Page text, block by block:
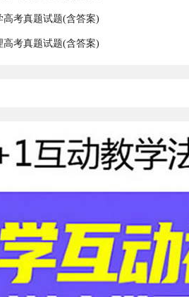
高考真题试题(含答案)
高考真题试题(含答案)